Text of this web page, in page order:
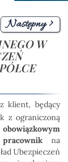
Następny >
W
klient, będący
z ograniczoną
na
Ubezpieczeń